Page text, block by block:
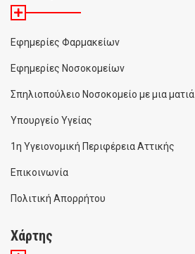
Εφημερίες Φαρμακείων
Εφημερίες Νοσοκομείων
Σπηλιοπούλειο Νοσοκομείο με μια ματιά
Υπουργείο Υγείας
1η Υγειονομική Περιφέρεια Αττικής
Επικοινωνία
Πολιτική Απορρήτου
Χάρτης